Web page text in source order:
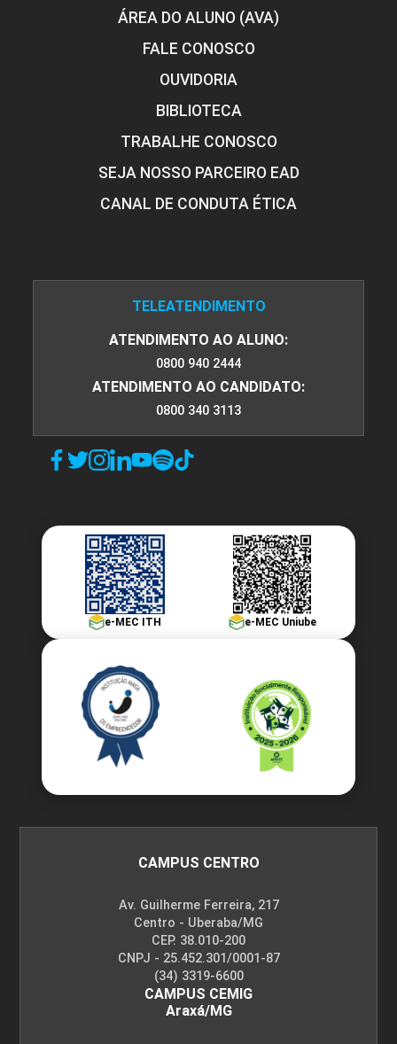
ÁREA DO ALUNO (AVA)
FALE CONOSCO
OUVIDORIA
BIBLIOTECA
TRABALHE CONOSCO
SEJA NOSSO PARCEIRO EAD
CANAL DE CONDUTA ÉTICA
TELEATENDIMENTO
ATENDIMENTO AO ALUNO:
0800 940 2444
ATENDIMENTO AO CANDIDATO:
0800 340 3113
e-MEC ITH e-MEC Uniube
CAMPUS CENTRO
Av. Guilherme Ferreira, 217
Centro - Uberaba/MG
CEP. 38.010-200
CNPJ - 25.452.301/0001-87
(34) 3319-6600
CAMPUS CEMIG
Araxá/MG